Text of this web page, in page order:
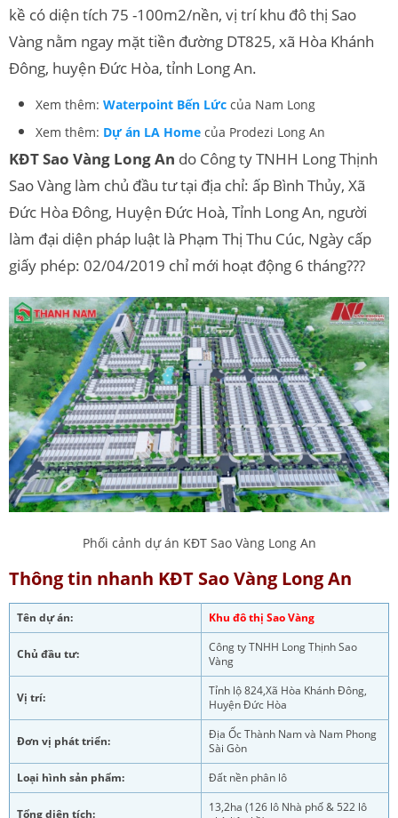
kề có diện tích 75 -100m2/nền, vị trí khu đô thị Sao
Vàng nằm ngay mặt tiền đường DT825, xã Hòa Khánh
Đông, huyện Đức Hòa, tỉnh Long An.
Xem thêm: Waterpoint Bến Lức của Nam Long
Xem thêm: Dự án LA Home của Prodezi Long An
KĐT Sao Vàng Long An do Công ty TNHH Long Thịnh
Sao Vàng làm chủ đầu tư tại địa chỉ: ấp Bình Thủy, Xã
Đức Hòa Đông, Huyện Đức Hoà, Tỉnh Long An, người
làm đại diện pháp luật là Phạm Thị Thu Cúc, Ngày cấp
giấy phép: 02/04/2019 chỉ mới hoạt động 6 tháng???
Phối cảnh dự án KĐT Sao Vàng Long An
Thông tin nhanh KĐT Sao Vàng Long An
Tên dự án: Khu đô thị Sao Vàng
Chủ đầu tư:
Công ty TNHH Long Thịnh Sao
Vàng
Vị trí:
Tỉnh lộ 824,Xã Hòa Khánh Đông,
Huyện Đức Hòa
Đơn vị phát triển:
Địa Ốc Thành Nam và Nam Phong
Sài Gòn
Loại hình sản phẩm:
Đất nền phân lô
Tổng diện tích:
13,2ha (126 lô Nhà phố & 522 lô